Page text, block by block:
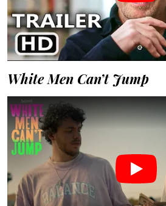
White Men Can’t Jump